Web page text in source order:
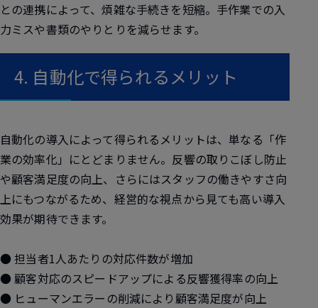
との連携によって、煩雑な手続きを短縮。手作業での入
力ミスや書類のやりとりを減らせます。
4. 自動化で得られるメリット
自動化の導入によって得られるメリットは、単なる「作
業の効率化」にとどまりません。反響の取りこぼし防止
や顧客満足度の向上、さらにはスタッフの働きやすさ向
上にもつながるため、経営的な視点から見ても高い導入
効果が期待できます。
● 担当者1人あたりの対応件数が増加
● 顧客対応のスピードアップによる反響獲得率の向上
● ヒューマンエラーの削減により顧客満足度が向上